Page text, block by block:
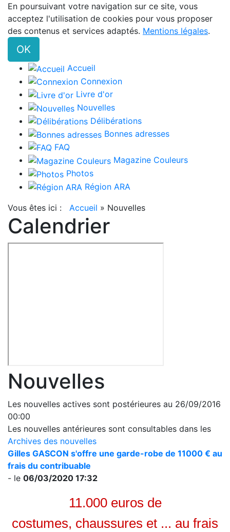
En poursuivant votre navigation sur ce site, vous
acceptez l'utilisation de cookies pour vous proposer
des contenus et services adaptés. Mentions légales.
OK
Accueil
Connexion
Livre d'or
Nouvelles
Délibérations
Bonnes adresses
FAQ
Magazine Couleurs
Photos
Région ARA
Vous êtes ici : Accueil » Nouvelles
Calendrier
Nouvelles
Les nouvelles actives sont postérieures au 26/09/2016
00:00
Les nouvelles antérieures sont consultables dans les
Archives des nouvelles
Gilles GASCON s'offre une garde-robe de 11000 € au
frais du contribuable
- le 06/03/2020 17:32
11.000 euros de
costumes, chaussures et ... au frais